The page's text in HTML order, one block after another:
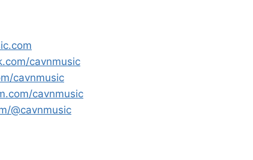
cavnmusic
cavnmusic
cavnmusic
@cavnmusic